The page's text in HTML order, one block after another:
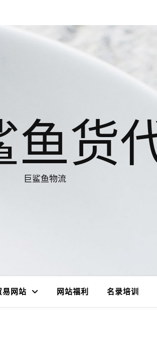
鱼货
巨鲨鱼物流
易网站 网站福利 名录培训